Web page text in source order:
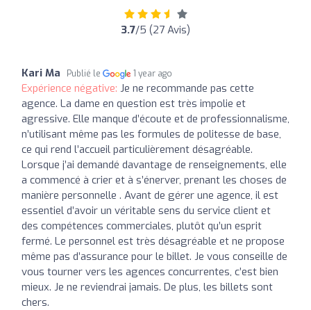
3.7/5 (27 Avis)
Kari Ma Publié le 1 year ago
Expérience négative: Je ne recommande pas cette
agence. La dame en question est très impolie et
agressive. Elle manque d’écoute et de professionnalisme,
n’utilisant même pas les formules de politesse de base,
ce qui rend l’accueil particulièrement désagréable.
Lorsque j’ai demandé davantage de renseignements, elle
a commencé à crier et à s’énerver, prenant les choses de
manière personnelle . Avant de gérer une agence, il est
essentiel d’avoir un véritable sens du service client et
des compétences commerciales, plutôt qu’un esprit
fermé. Le personnel est très désagréable et ne propose
même pas d’assurance pour le billet. Je vous conseille de
vous tourner vers les agences concurrentes, c’est bien
mieux. Je ne reviendrai jamais. De plus, les billets sont
chers.